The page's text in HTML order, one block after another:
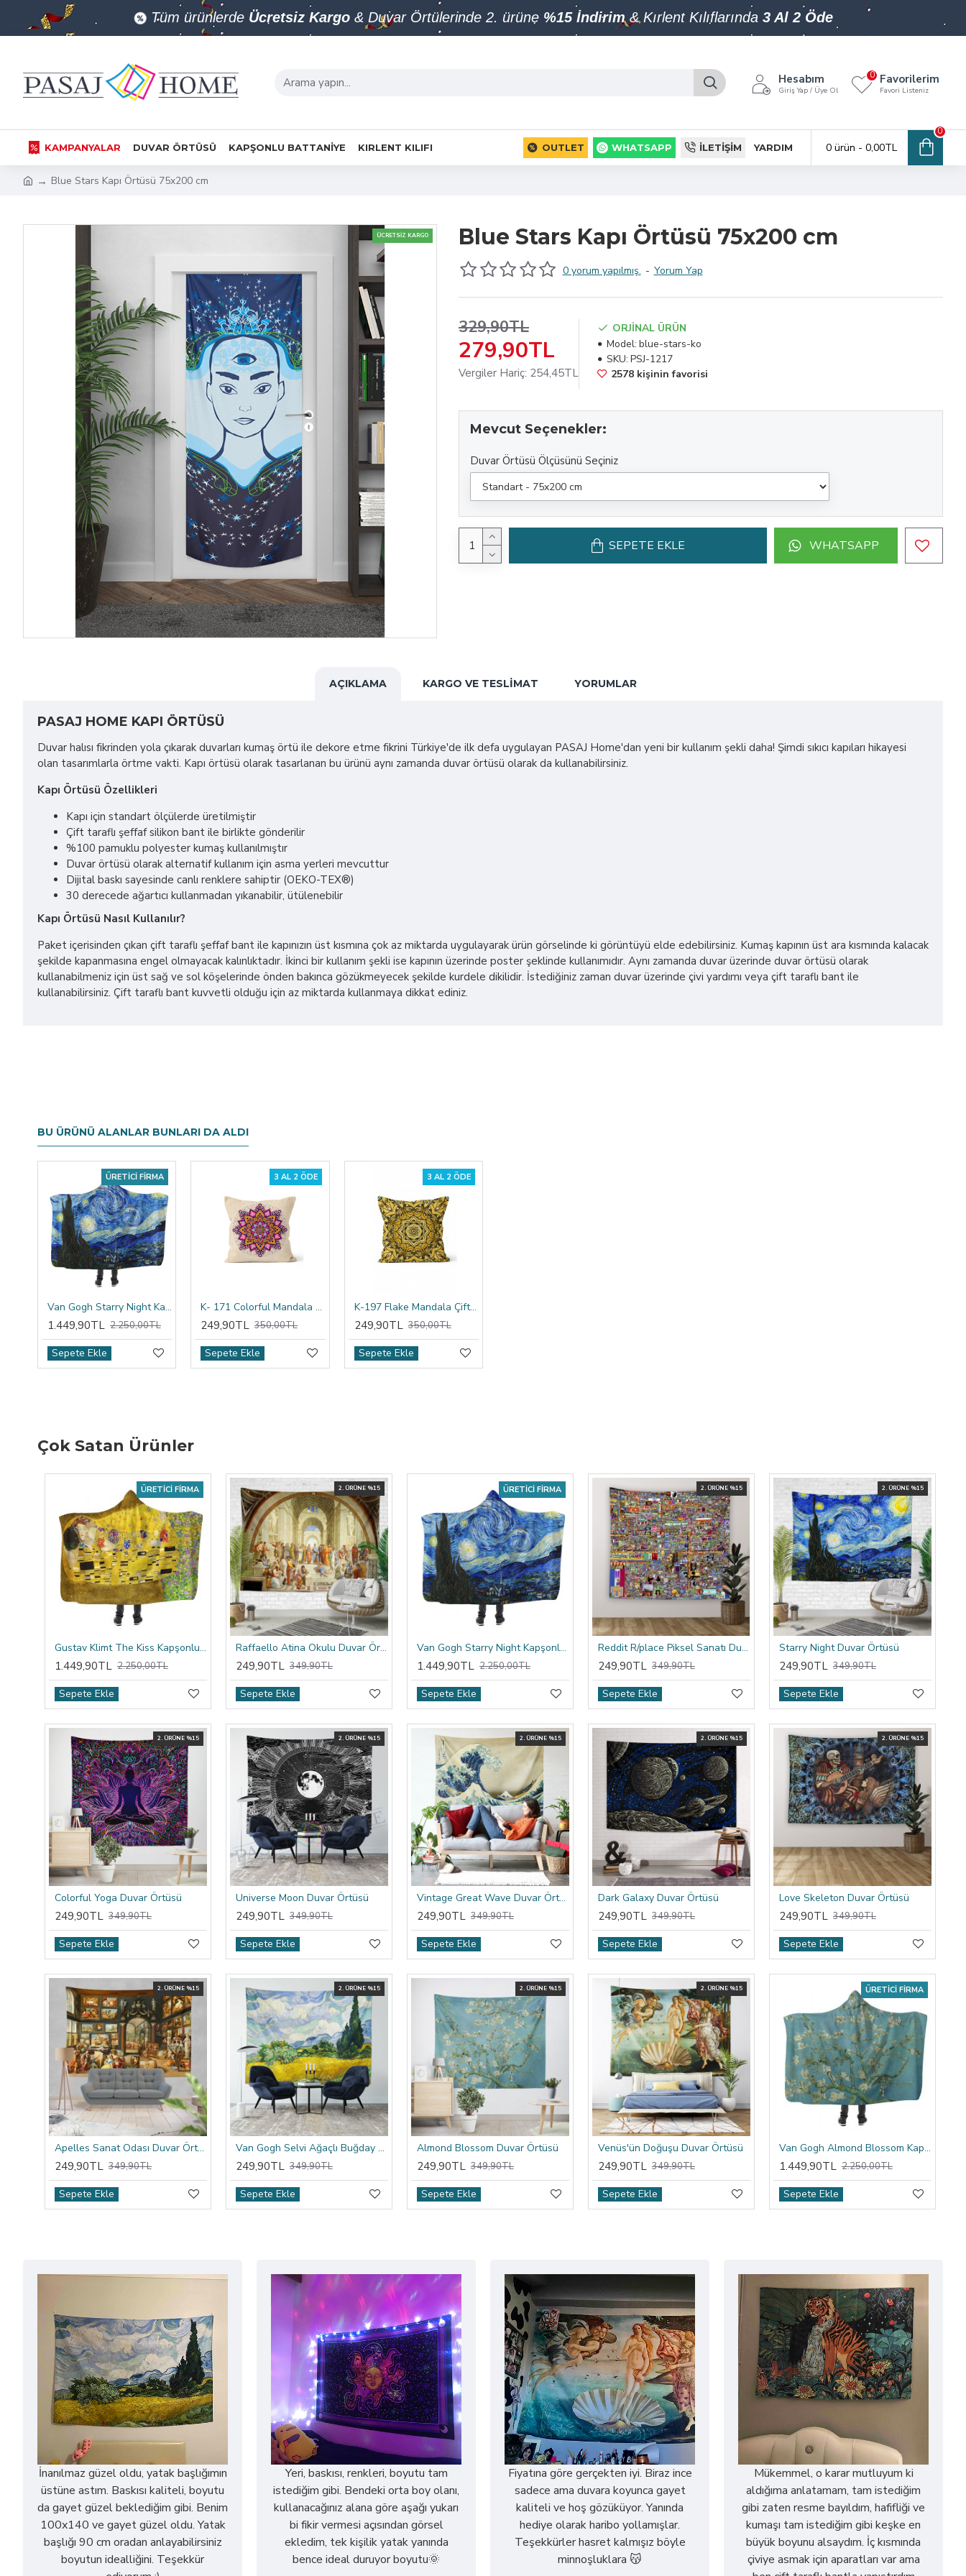
Tüm ürünlerde Ücretsiz Kargo & Duvar Örtülerinde 2. ürüne %15 İndirim& Kırlent Kılıflarında 3 Al 2 Öde
Hesabım
Giriş Yap / Üye Ol
Favorilerim
Favori Listeniz
0
KAMPANYALAR DUVAR ÖRTÜSÜ KAPŞONLU BATTANIYE KIRLENT KILIFI OUTLET WHATSAPP İLETIŞIM YARDIM 0 ürün - 0,00TL
0
Blue Stars Kapı Örtüsü 75x200 cm
ÜCRETSIZ KARGO Blue Stars Kapı Örtüsü 75x200 cm
0 yorum yapılmış. - Yorum Yap
279,90TL
329,90TL
Vergiler Hariç: 254,45TL
ORJİNAL ÜRÜN
Model: blue-stars-ko
SKU: PSJ-1217
2578 kişinin favorisi
Mevcut Seçenekler:
Duvar Örtüsü Ölçüsünü Seçiniz
SEPETE EKLE WHATSAPP
AÇIKLAMA KARGO VE TESLIMAT YORUMLAR
PASAJ HOME KAPI ÖRTÜSÜ
Duvar halısı fikrinden yola çıkarak duvarları kumaş örtü ile dekore etme fikrini Türkiye'de ilk defa uygulayan PASAJ Home'dan yeni bir kullanım şekli daha! Şimdi sıkıcı kapıları hikayesi
olan tasarımlarla örtme vakti. Kapı örtüsü olarak tasarlanan bu ürünü aynı zamanda duvar örtüsü olarak da kullanabilirsiniz.
Kapı Örtüsü Özellikleri
Kapı için standart ölçülerde üretilmiştir
Çift taraflı şeffaf silikon bant ile birlikte gönderilir
%100 pamuklu polyester kumaş kullanılmıştır
Duvar örtüsü olarak alternatif kullanım için asma yerleri mevcuttur
Dijital baskı sayesinde canlı renklere sahiptir (OEKO-TEX®)
30 derecede ağartıcı kullanmadan yıkanabilir, ütülenebilir
Kapı Örtüsü Nasıl Kullanılır?
Paket içerisinden çıkan çift taraflı şeffaf bant ile kapınızın üst kısmına çok az miktarda uygulayarak ürün görselinde ki görüntüyü elde edebilirsiniz. Kumaş kapının üst ara kısmında kalacak
şekilde kapanmasına engel olmayacak kalınlıktadır. İkinci bir kullanım şekli ise kapının üzerinde poster şeklinde kullanımıdır. Aynı zamanda duvar üzerinde duvar örtüsü olarak
kullanabilmeniz için üst sağ ve sol köşelerinde önden bakınca gözükmeyecek şekilde kurdele dikilidir. İstediğiniz zaman duvar üzerinde çivi yardımı veya çift taraflı bant ile
kullanabilirsiniz. Çift taraflı bant kuvvetli olduğu için az miktarda kullanmaya dikkat ediniz.
BU ÜRÜNÜ ALANLAR BUNLARI DA ALDI
ÜRETICI FIRMA
Van Gogh Starry Night Kapşonlu Battaniye
1.449,90TL 2.250,00TL
Sepete Ekle
3 AL 2 ÖDE
K- 171 Colorful Mandala Tribal Çift Tarafı Baskılı Kırlent Kılıfı
249,90TL 350,00TL
Sepete Ekle
3 AL 2 ÖDE
K-197 Flake Mandala Çift Tarafı Baskılı Kırlent Kılıfı
249,90TL 350,00TL
Sepete Ekle
Çok Satan Ürünler
ÜRETICI FIRMA
Gustav Klimt The Kiss Kapşonlu Battaniye
1.449,90TL 2.250,00TL
Sepete Ekle
2. ÜRÜNE %15
Raffaello Atina Okulu Duvar Örtüsü
249,90TL 349,90TL
Sepete Ekle
ÜRETICI FIRMA
Van Gogh Starry Night Kapşonlu Battaniye
1.449,90TL 2.250,00TL
Sepete Ekle
2. ÜRÜNE %15
Reddit R/place Piksel Sanatı Duvar Örtüsü
249,90TL 349,90TL
Sepete Ekle
2. ÜRÜNE %15
Starry Night Duvar Örtüsü
249,90TL 349,90TL
Sepete Ekle
2. ÜRÜNE %15
Colorful Yoga Duvar Örtüsü
249,90TL 349,90TL
Sepete Ekle
2. ÜRÜNE %15
Universe Moon Duvar Örtüsü
249,90TL 349,90TL
Sepete Ekle
2. ÜRÜNE %15
Vintage Great Wave Duvar Örtüsü
249,90TL 349,90TL
Sepete Ekle
2. ÜRÜNE %15
Dark Galaxy Duvar Örtüsü
249,90TL 349,90TL
Sepete Ekle
2. ÜRÜNE %15
Love Skeleton Duvar Örtüsü
249,90TL 349,90TL
Sepete Ekle
2. ÜRÜNE %15
Apelles Sanat Odası Duvar Örtüsü
249,90TL 349,90TL
Sepete Ekle
2. ÜRÜNE %15
Van Gogh Selvi Ağaçlı Buğday Tarlası Duvar Örtüsü
249,90TL 349,90TL
Sepete Ekle
2. ÜRÜNE %15
Almond Blossom Duvar Örtüsü
249,90TL 349,90TL
Sepete Ekle
2. ÜRÜNE %15
Venüs'ün Doğuşu Duvar Örtüsü
249,90TL 349,90TL
Sepete Ekle
ÜRETICI FIRMA
Van Gogh Almond Blossom Kapşonlu Battaniye
1.449,90TL 2.250,00TL
Sepete Ekle
İnanılmaz güzel oldu, yatak başlığımın
üstüne astım. Baskısı kaliteli, boyutu
da gayet güzel beklediğim gibi. Benim
100x140 ve gayet güzel oldu. Yatak
başlığı 90 cm oradan anlayabilirsiniz
boyutun idealliğini. Teşekkür
Yeri, baskısı, renkleri, boyutu tam
istediğim gibi. Bendeki orta boy olanı,
kullanacağınız alana göre aşağı yukarı
bi fikir vermesi açısından görsel
ekledim, tek kişilik yatak yanında
bence ideal duruyor boyutu🌞
Fiyatına göre gerçekten iyi. Biraz ince
sadece ama duvara koyunca gayet
kaliteli ve hoş gözüküyor. Yanında
hediye olarak haribo yollamışlar.
Teşekkürler hasret kalmışız böyle
minnoşluklara 😽
Mükemmel, o karar mutluyum ki
aldığıma anlatamam, tam istediğim
gibi zaten resme bayıldım, hafifliği ve
kumaşı tam istediğim gibi keşke en
büyük boyunu alsaydım. İç kısmında
çiviye asmak için aparatları var ama